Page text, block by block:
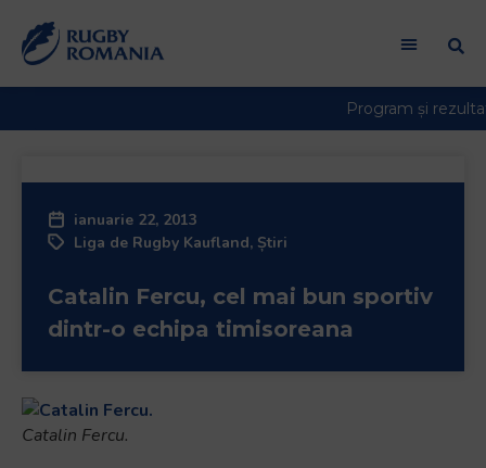
ianuarie 22, 2013
Liga de Rugby Kaufland, Știri
Catalin Fercu, cel mai bun sportiv
dintr-o echipa timisoreana
Catalin Fercu.